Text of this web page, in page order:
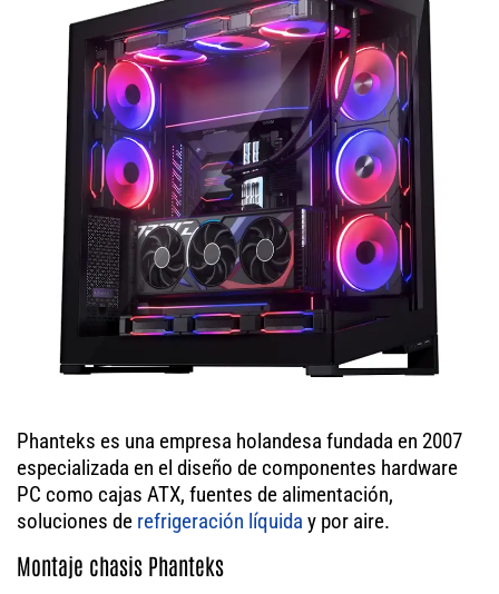
Phanteks es una empresa holandesa fundada en 2007
especializada en el diseño de componentes hardware
PC como cajas ATX, fuentes de alimentación,
soluciones de refrigeración líquida y por aire.
Montaje chasis Phanteks